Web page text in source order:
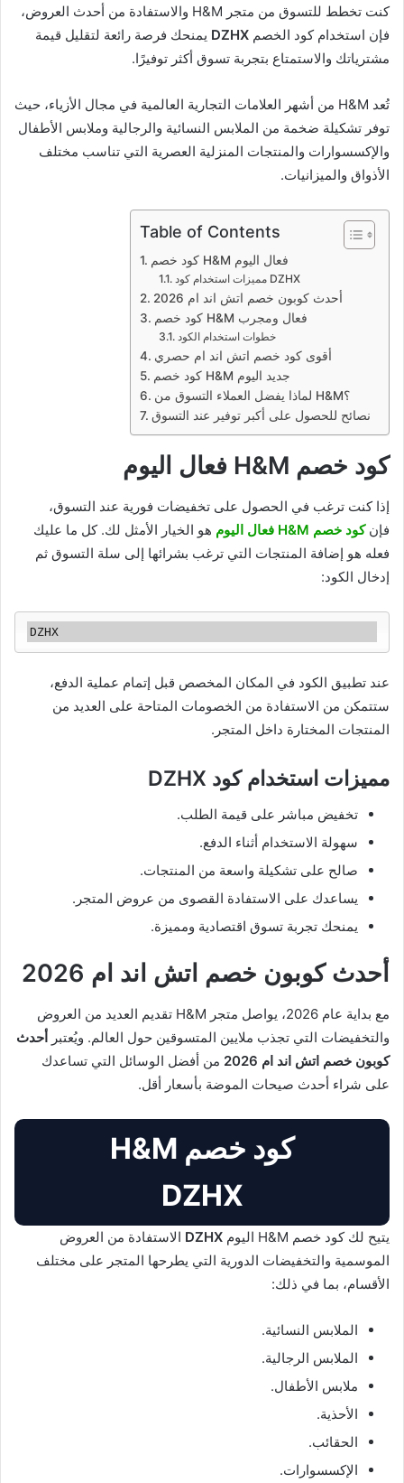
كنت تخطط للتسوق من متجر H&M والاستفادة من أحدث العروض،
فإن استخدام كود الخصم DZHX يمنحك فرصة رائعة لتقليل قيمة
مشترياتك والاستمتاع بتجربة تسوق أكثر توفيرًا.
تُعد H&M من أشهر العلامات التجارية العالمية في مجال الأزياء، حيث
توفر تشكيلة ضخمة من الملابس النسائية والرجالية وملابس الأطفال
والإكسسوارات والمنتجات المنزلية العصرية التي تناسب مختلف
الأذواق والميزانيات.
Table of Contents
كود خصم H&M فعال اليوم
مميزات استخدام كود DZHX
أحدث كوبون خصم اتش اند ام 2026
كود خصم H&M فعال ومجرب
خطوات استخدام الكود
أقوى كود خصم اتش اند ام حصري
كود خصم H&M جديد اليوم
لماذا يفضل العملاء التسوق من H&M؟
نصائح للحصول على أكبر توفير عند التسوق
كود خصم H&M فعال اليوم
إذا كنت ترغب في الحصول على تخفيضات فورية عند التسوق،
فإنكود خصم H&M فعال اليوم
هو الخيار الأمثل لك. كل ما عليك
فعله هو إضافة المنتجات التي ترغب بشرائها إلى سلة التسوق ثم
إدخال الكود:
عند تطبيق الكود في المكان المخصص قبل إتمام عملية الدفع،
ستتمكن من الاستفادة من الخصومات المتاحة على العديد من
المنتجات المختارة داخل المتجر.
مميزات استخدام كود DZHX
تخفيض مباشر على قيمة الطلب.
سهولة الاستخدام أثناء الدفع.
صالح على تشكيلة واسعة من المنتجات.
يساعدك على الاستفادة القصوى من عروض المتجر.
يمنحك تجربة تسوق اقتصادية ومميزة.
أحدث كوبون خصم اتش اند ام 2026
مع بداية عام 2026، يواصل متجر H&M تقديم العديد من العروض
والتخفيضات التي تجذب ملايين المتسوقين حول العالم. ويُعتبر أحدث
كوبون خصم اتش اند ام 2026
من أفضل الوسائل التي تساعدك
على شراء أحدث صيحات الموضة بأسعار أقل.
كود خصم H&M
DZHX
يتيح لك كود خصم H&M اليوم DZHX الاستفادة من العروض
الموسمية والتخفيضات الدورية التي يطرحها المتجر على مختلف
الأقسام، بما في ذلك:
الملابس النسائية.
الملابس الرجالية.
ملابس الأطفال.
الأحذية.
الحقائب.
الإكسسوارات.